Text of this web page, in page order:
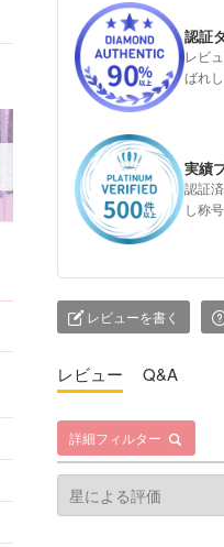
認証
レビ
ばれ
実績
認証
し称号
レビューを書く
レビュー Q&A
詳細フィルター